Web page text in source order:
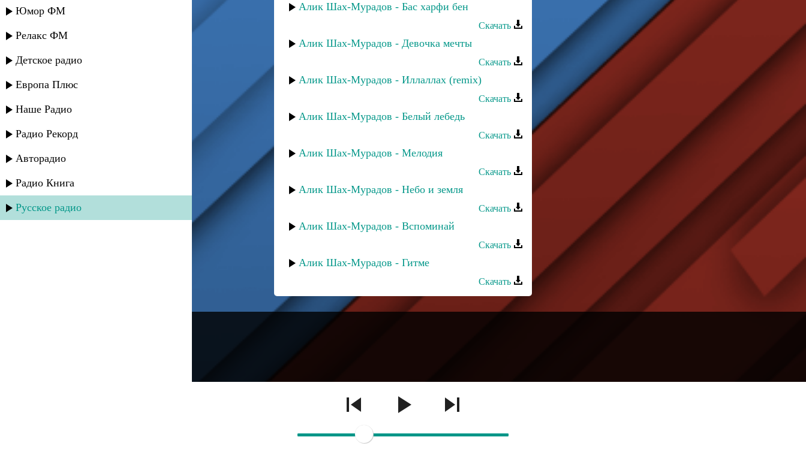
Юмор ФМ
Релакс ФМ
Детское радио
Европа Плюс
Наше Радио
Радио Рекорд
Авторадио
Радио Книга
Русское радио
Алик Шах-Мурадов - Бас харфи бен
Скачать
Алик Шах-Мурадов - Девочка мечты
Скачать
Алик Шах-Мурадов - Иллаллах (remix)
Скачать
Алик Шах-Мурадов - Белый лебедь
Скачать
Алик Шах-Мурадов - Мелодия
Скачать
Алик Шах-Мурадов - Небо и земля
Скачать
Алик Шах-Мурадов - Вспоминай
Скачать
Алик Шах-Мурадов - Гитме
Скачать